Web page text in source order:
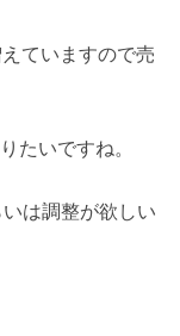
ていますので売
たいですね。
は調整が欲しい